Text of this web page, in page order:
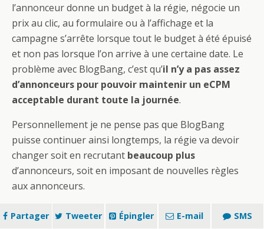
l’annonceur donne un budget à la régie, négocie un
prix au clic, au formulaire ou à l’affichage et la
campagne s’arrête lorsque tout le budget à été épuisé
et non pas lorsque l’on arrive à une certaine date. Le
problème avec BlogBang, c’est qu’il n’y a pas assez
d’annonceurs pour pouvoir maintenir un eCPM
acceptable durant toute la journée.
Personnellement je ne pense pas que BlogBang
puisse continuer ainsi longtemps, la régie va devoir
changer soit en recrutant beaucoup plus
d’annonceurs, soit en imposant de nouvelles règles
aux annonceurs.
Partager Tweeter Épingler E-mail SMS